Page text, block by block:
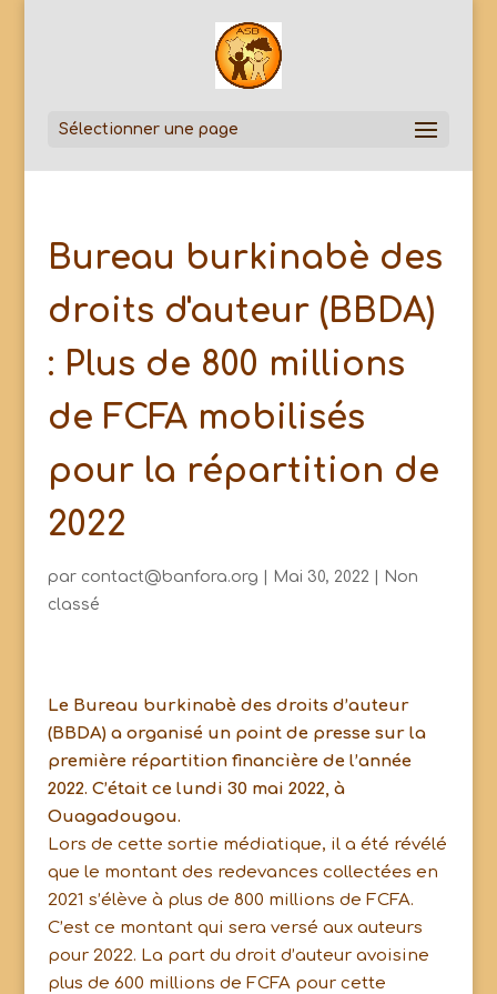
Sélectionner une page
Bureau burkinabè des
droits d'auteur (BBDA)
: Plus de 800 millions
de FCFA mobilisés
pour la répartition de
2022
par contact@banfora.org Mai 30, 2022
Non
classé
Le Bureau burkinabè des droits d’auteur
(BBDA) a organisé un point de presse sur la
première répartition financière de l’année
2022. C’était ce lundi 30 mai 2022, à
Ouagadougou.
Lors de cette sortie médiatique, il a été révélé
que le montant des redevances collectées en
2021 s’élève à plus de 800 millions de FCFA.
C’est ce montant qui sera versé aux auteurs
pour 2022. La part du droit d’auteur avoisine
plus de 600 millions de FCFA pour cette